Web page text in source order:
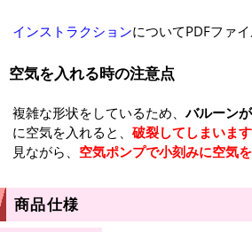
インストラクションについてPDFファ
空気を入れる時の注意点
複雑な形状をしているため、バルーン
に空気を入れると、 破裂してしまいます
見ながら、 空気ポンプで小刻みに空気
商品仕様